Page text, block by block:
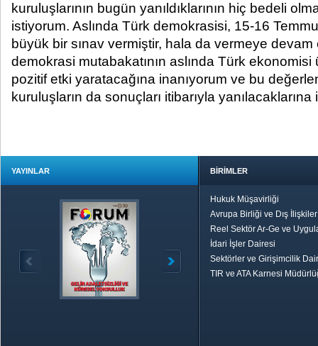
kuruluşlarının bugün yanıldıklarının hiç bedeli
istiyorum. Aslında Türk demokrasisi, 15-16
büyük bir sınav vermiştir, hala da vermeye
demokrasi mutabakatının aslında Türk
pozitif etki yaratacağına inanıyorum ve bu
kuruluşların da sonuçları itibarıyla yanılacaklarına
YAYINLAR BİRİMLER
Hukuk Müşavirliği
Avrupa Birliği ve Dış
Reel Sektör Ar-Ge ve
İdari İşler Dairesi
Sektörler ve Girişimcilik
TIR ve ATA Karnesi